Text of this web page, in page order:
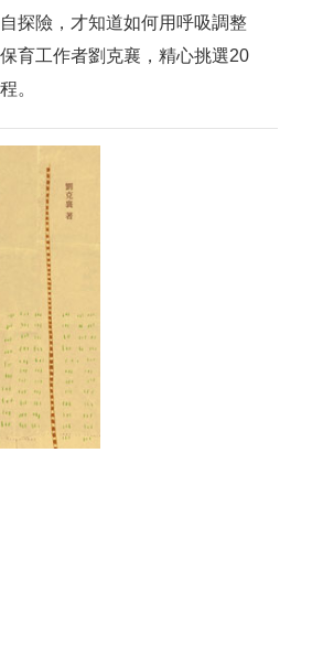
探險，才知道如何用呼吸調整
育工作者劉克襄，精心挑選20
。